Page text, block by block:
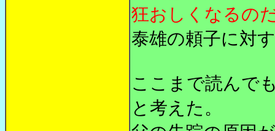
狂おしくなるの
泰雄の頼子に対
ここまで読んで
と考えた。